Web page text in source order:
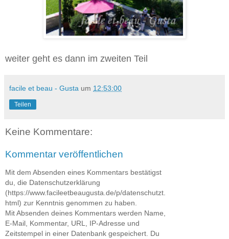
weiter geht es dann im zweiten Teil
facile et beau - Gusta um 12:53:00
Teilen
Keine Kommentare:
Kommentar veröffentlichen
Mit dem Absenden eines Kommentars bestätigst
du, die Datenschutzerklärung
(https://www.facileetbeaugusta.de/p/datenschutzt.
html) zur Kenntnis genommen zu haben.
Mit Absenden deines Kommentars werden Name,
E-Mail, Kommentar, URL, IP-Adresse und
Zeitstempel in einer Datenbank gespeichert. Du